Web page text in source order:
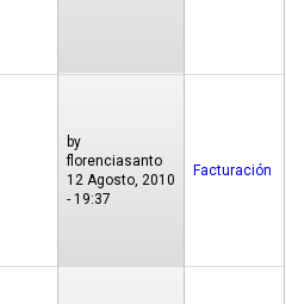
by
florenciasanto
12 Agosto, 2010
- 19:37
Facturación